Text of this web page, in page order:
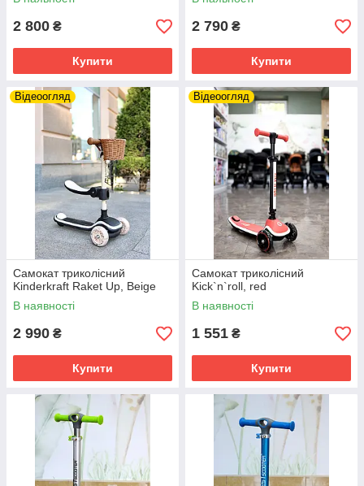
2 800 ₴
Купити
2 790 ₴
Купити
Відеоогляд
Самокат триколісний
Kinderkraft Raket Up, Beige
В наявності
2 990 ₴
Купити
Відеоогляд
Самокат триколісний
Kick`n`roll, red
В наявності
1 551 ₴
Купити